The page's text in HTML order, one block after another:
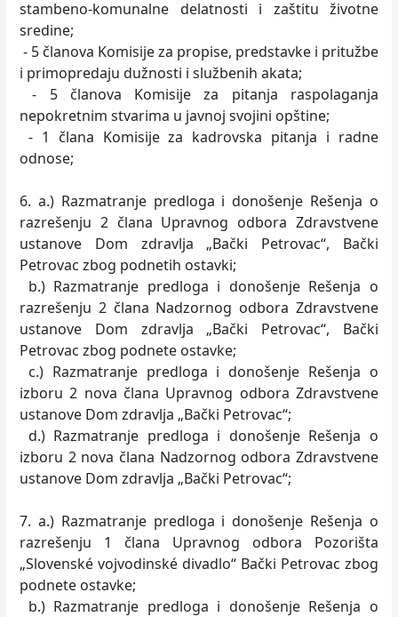
stambeno-komunalne delatnosti i zaštitu životne
sredine;
- 5 članova Komisije za propise, predstavke i pritužbe
i primopredaju dužnosti i službenih akata;
- 5 članova Komisije za pitanja raspolaganja
nepokretnim stvarima u javnoj svojini opštine;
- 1 člana Komisije za kadrovska pitanja i radne
odnose;
6. a.) Razmatranje predloga i donošenje Rešenja o
razrešenju 2 člana Upravnog odbora Zdravstvene
ustanove Dom zdravlja „Bački Petrovac“, Bački
Petrovac zbog podnetih ostavki;
b.) Razmatranje predloga i donošenje Rešenja o
razrešenju 2 člana Nadzornog odbora Zdravstvene
ustanove Dom zdravlja „Bački Petrovac“, Bački
Petrovac zbog podnete ostavke;
c.) Razmatranje predloga i donošenje Rešenja o
izboru 2 nova člana Upravnog odbora Zdravstvene
ustanove Dom zdravlja „Bački Petrovac“;
d.) Razmatranje predloga i donošenje Rešenja o
izboru 2 nova člana Nadzornog odbora Zdravstvene
ustanove Dom zdravlja „Bački Petrovac“;
7. a.) Razmatranje predloga i donošenje Rešenja o
razrešenju 1 člana Upravnog odbora Pozorišta
„Slovenské vojvodinské divadlo“ Bački Petrovac zbog
podnete ostavke;
b.) Razmatranje predloga i donošenje Rešenja o